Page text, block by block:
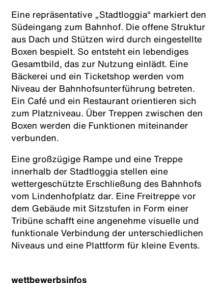
Eine repräsentative „Stadtloggia“ markiert den
Südeingang zum Bahnhof. Die offene Struktur
aus Dach und Stützen wird durch eingestellte
Boxen bespielt. So entsteht ein lebendiges
Gesamtbild, das zur Nutzung einlädt. Eine
Bäckerei und ein Ticketshop werden vom
Niveau der Bahnhofsunterführung betreten.
Ein Café und ein Restaurant orientieren sich
zum Platzniveau. Über Treppen zwischen den
Boxen werden die Funktionen miteinander
verbunden.
Eine großzügige Rampe und eine Treppe
innerhalb der Stadtloggia stellen eine
wettergeschützte Erschließung des Bahnhofs
vom Lindenhofplatz dar. Eine Freitreppe vor
dem Gebäude mit Sitzstufen in Form einer
Tribüne schafft eine angenehme visuelle und
funktionale Verbindung der unterschiedlichen
Niveaus und eine Plattform für kleine Events.
wettbewerbsinfos